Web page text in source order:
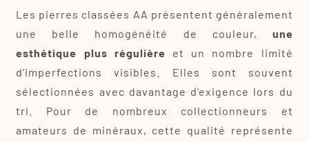
Les pierres classées AA présentent généralement
une belle homogénéité de couleur, une
esthétique plus régulière et un nombre limité
d’imperfections visibles. Elles sont souvent
sélectionnées avec davantage d’exigence lors du
tri. Pour de nombreux collectionneurs et
amateurs de minéraux, cette qualité représente